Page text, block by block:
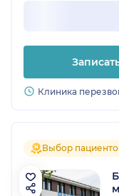
Клиника
Выбор